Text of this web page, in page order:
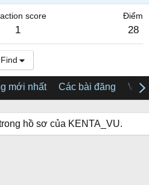
score
1
Điểm
28
Find
mới nhất Các bài đăng Về
hồ sơ của KENTA_VU.